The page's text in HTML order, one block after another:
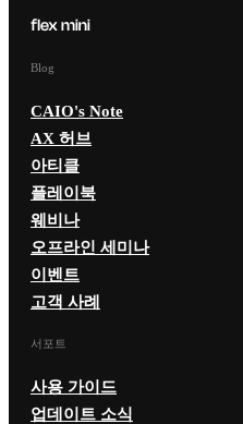
Blog
CAIO's Note
AX 허브
아티클
플레이북
웨비나
오프라인 세미나
이벤트
고객 사례
서포트
사용 가이드
업데이트 소식